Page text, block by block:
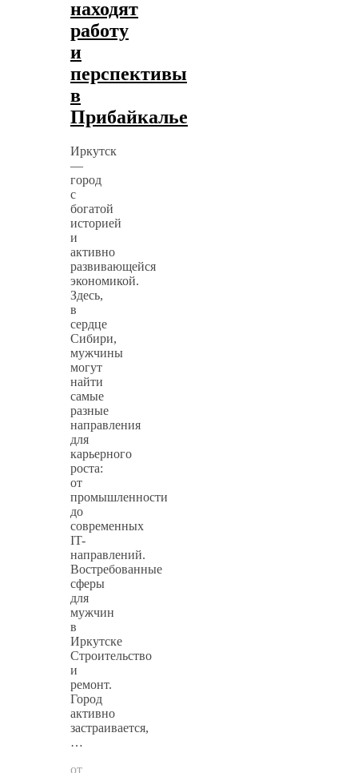
находят
работу
и
перспективы
в
Прибайкалье
Иркутск
—
город
с
богатой
историей
и
активно
развивающейся
экономикой.
Здесь,
в
сердце
Сибири,
мужчины
могут
найти
самые
разные
направления
для
карьерного
роста:
от
промышленности
до
современных
IT-
направлений.
Востребованные
сферы
для
мужчин
в
Иркутске
Строительство
и
ремонт.
Город
активно
застраивается,
…
от